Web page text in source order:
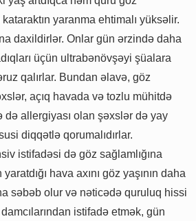
yaranma ehtimalı yüksəlir.
daxildirlər. Onlar gün ərzində daha
üçün ultrabənövşəyi şüalara
qalırlar. Bundan əlavə, göz
açıq havada və tozlu mühitdə
də allergiyası olan şəxslər də yay
diqqətlə qorumalıdırlar.
istifadəsi də göz sağlamlığına
hava axını göz yaşının daha
səbəb olur və nəticədə quruluq hissi
istifadə etmək, gün